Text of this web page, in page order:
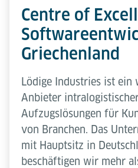
Centre of
Griechenland
Lödige Industries ist
Anbieter
Aufzugslösungen für
von Branchen. Das
mit Hauptsitz in
beschäftigen wir mehr